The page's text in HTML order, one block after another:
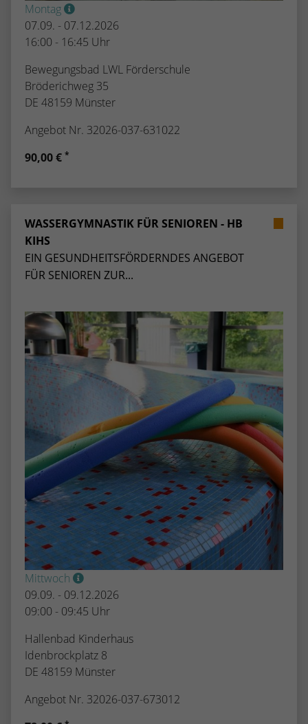
Montag
07.09. - 07.12.2026
16:00 - 16:45 Uhr
Bewegungsbad LWL Förderschule
Bröderichweg 35
DE 48159 Münster
Angebot Nr. 32026-037-631022
90,00 € *
WASSERGYMNASTIK FÜR SENIOREN - HB
KIHS
EIN GESUNDHEITSFÖRDERNDES ANGEBOT
FÜR SENIOREN ZUR...
Mittwoch
09.09. - 09.12.2026
09:00 - 09:45 Uhr
Hallenbad Kinderhaus
Idenbrockplatz 8
DE 48159 Münster
Angebot Nr. 32026-037-673012